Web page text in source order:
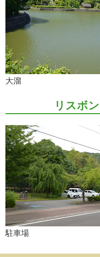
大溜
リスボ
駐車場